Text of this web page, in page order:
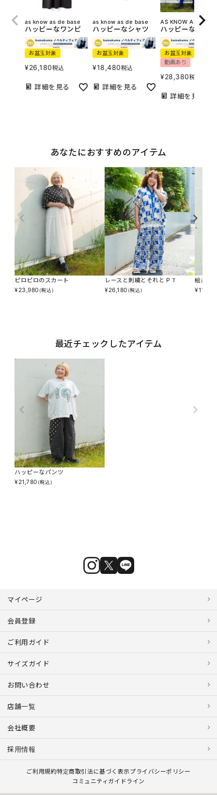
as know as de base
ハッピーなワンピ
お盆玉対象
¥26,180税込
詳細を見る
as know as de base
ハッピーなシャツ
お盆玉対象
¥18,480税込
詳細を見る
AS KNOW AS olaca
ハッピーなワンピ
お盆玉対象
動画あり
¥28,380税込
詳細を見る
あなたにおすすめのアイテム
ピロピロのスカート
¥23,980 (税込)
レースと刺繍とそれとＰＴ
¥26,180 (税込)
絵画的
¥11,396
最近チェックしたアイテム
ハッピーなパンツ
¥21,780 (税込)
マイページ
会員登録
ご利用ガイド
サイズガイド
お問い合わせ
店舗一覧
会社概要
採用情報
ご利用規約特定商取引法に基づく表示プライバシーポリシー
コミュニティガイドライン